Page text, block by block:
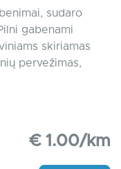
sudaro
gabenami
skiriamas
pervežimas,
€ 1.00/km